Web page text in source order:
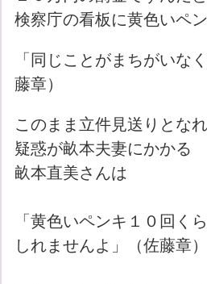
検察庁の看板に黄色いペ
「同じことがまちがいな
藤章）
このまま立件見送りとな
疑惑が畝本夫妻にかかる
畝本直美さんは
「黄色いペンキ１０回く
しれませんよ」（佐藤章）